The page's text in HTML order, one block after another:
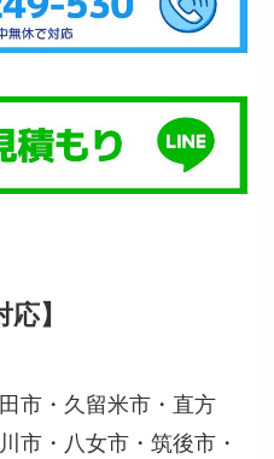
】
市・久留米市・直方
市・八女市・筑後市・